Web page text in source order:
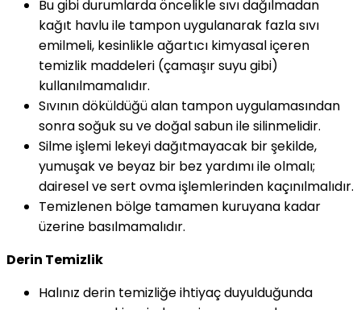
Bu gibi durumlarda öncelikle sıvı dağılmadan
kağıt havlu ile tampon uygulanarak fazla sıvı
emilmeli, kesinlikle ağartıcı kimyasal içeren
temizlik maddeleri (çamaşır suyu gibi)
kullanılmamalıdır.
Sıvının döküldüğü alan tampon uygulamasından
sonra soğuk su ve doğal sabun ile silinmelidir.
Silme işlemi lekeyi dağıtmayacak bir şekilde,
yumuşak ve beyaz bir bez yardımı ile olmalı;
dairesel ve sert ovma işlemlerinden kaçınılmalıdır.
Temizlenen bölge tamamen kuruyana kadar
üzerine basılmamalıdır.
Derin Temizlik
Halınız derin temizliğe ihtiyaç duyulduğunda